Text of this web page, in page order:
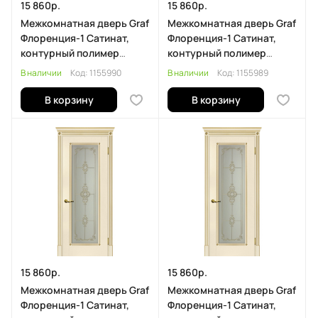
15 860р.
Межкомнатная дверь Graf
Флоренция-1 Сатинат,
контурный полимер
золото магнолия, патина
В наличии Код: 1155990
В корзину
15 860р.
Межкомнатная дверь Graf
Флоренция-1 Сатинат,
контурный полимер
золото магнолия, патина
В наличии Код: 1155989
В корзину
15 860р.
Межкомнатная дверь Graf
Флоренция-1 Сатинат,
15 860р.
Межкомнатная дверь Graf
Флоренция-1 Сатинат,